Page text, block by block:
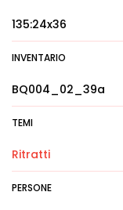
135:24x36
INVENTARIO
BQ004_02_39a
TEMI
Ritratti
PERSONE